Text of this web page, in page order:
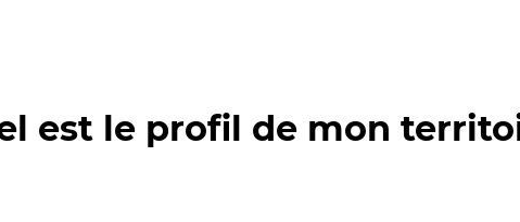
est le profil de mon